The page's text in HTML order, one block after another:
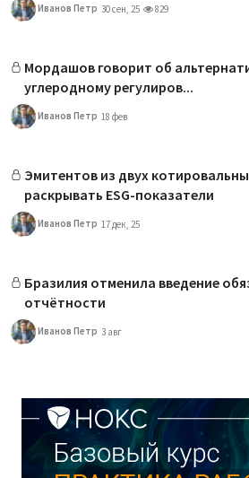
Иванов Петр 30 сен, 25 829
Мордашов говорит об
углеродному регулиров...
Иванов Петр 18 фев
Эмитентов из двух
раскрывать ESG-показатели
Иванов Петр 17 дек, 25
Бразилия отменила введение
отчётности
Иванов Петр 3 авг